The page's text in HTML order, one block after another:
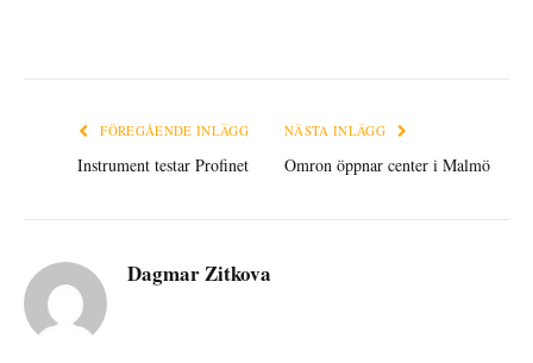
FÖREGÅENDE INLÄGG
Instrument testar Profinet
NÄSTA INLÄGG
Omron öppnar center i Malmö
Dagmar Zitkova